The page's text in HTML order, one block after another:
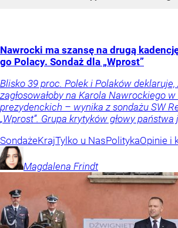
Nawrocki ma szansę na drugą
go Polacy. Sondaż dla „Wprost”
Blisko 39 proc. Polek i Polaków
zagłosowałoby na Karola Nawrockiego
prezydenckich – wynika z sondażu SW
„Wprost”. Grupa krytyków głowy
SondażeKrajTylko u NasPolitykaOpinie i
Magdalena Frindt